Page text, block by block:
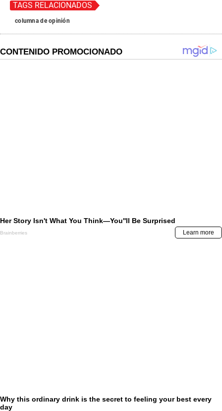
TAGS RELACIONADOS
columna de opinión